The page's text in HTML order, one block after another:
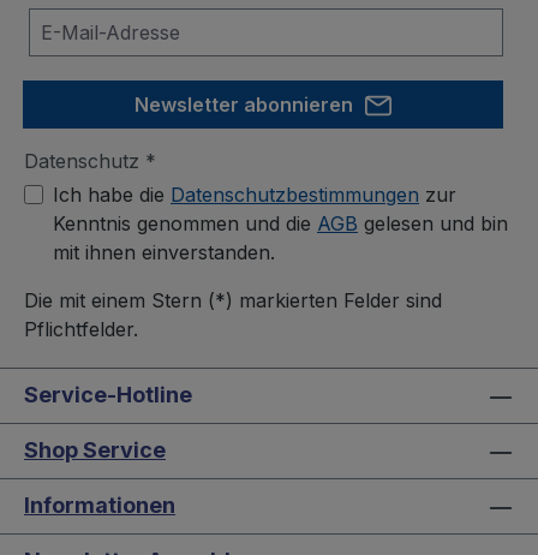
Newsletter abonnieren
Datenschutz *
Ich habe die Datenschutzbestimmungen zur
Kenntnis genommen und die AGB gelesen und bin
mit ihnen einverstanden.
Die mit einem Stern (*) markierten Felder sind
Pflichtfelder.
Service-Hotline
Shop Service
Informationen